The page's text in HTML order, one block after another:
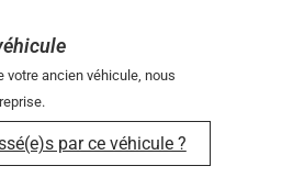
votre ancien véhicule, nous
par ce véhicule ?